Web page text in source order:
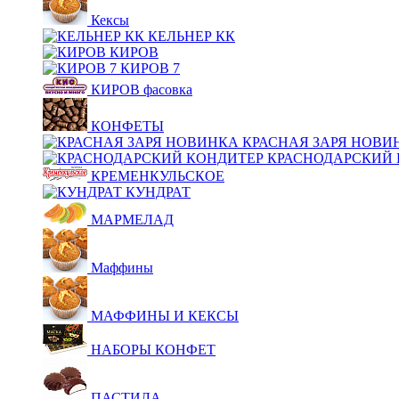
Кексы
КЕЛЬНЕР КК
КИРОВ
КИРОВ 7
КИРОВ фасовка
КОНФЕТЫ
КРАСНАЯ ЗАРЯ
КРАСНОДАРСКИЙ
КРЕМЕНКУЛЬСКОЕ
КУНДРАТ
МАРМЕЛАД
Маффины
МАФФИНЫ И КЕКСЫ
НАБОРЫ КОНФЕТ